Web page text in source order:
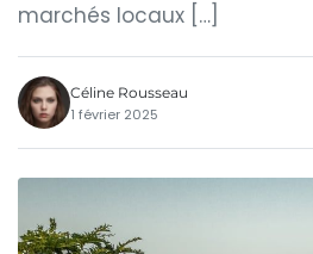
marchés locaux […]
Céline Rousseau
1 février 2025